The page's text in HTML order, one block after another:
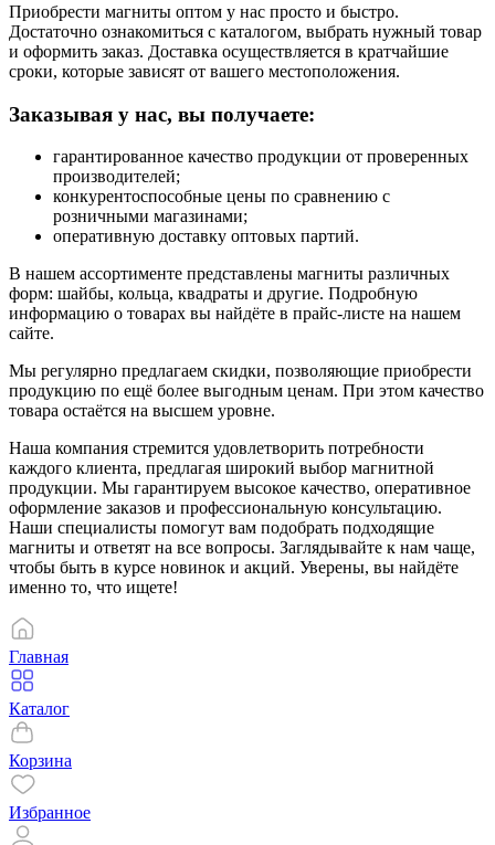
Приобрести магниты оптом у нас просто и быстро.
Достаточно ознакомиться с каталогом, выбрать нужный товар
и оформить заказ. Доставка осуществляется в кратчайшие
сроки, которые зависят от вашего местоположения.
Заказывая у нас, вы получаете:
гарантированное качество продукции от проверенных
производителей;
конкурентоспособные цены по сравнению с
розничными магазинами;
оперативную доставку оптовых партий.
В нашем ассортименте представлены магниты различных
форм: шайбы, кольца, квадраты и другие. Подробную
информацию о товарах вы найдёте в прайс-листе на нашем
сайте.
Мы регулярно предлагаем скидки, позволяющие приобрести
продукцию по ещё более выгодным ценам. При этом качество
товара остаётся на высшем уровне.
Наша компания стремится удовлетворить потребности
каждого клиента, предлагая широкий выбор магнитной
продукции. Мы гарантируем высокое качество, оперативное
оформление заказов и профессиональную консультацию.
Наши специалисты помогут вам подобрать подходящие
магниты и ответят на все вопросы. Заглядывайте к нам чаще,
чтобы быть в курсе новинок и акций. Уверены, вы найдёте
именно то, что ищете!
Главная
Каталог
Корзина
Избранное